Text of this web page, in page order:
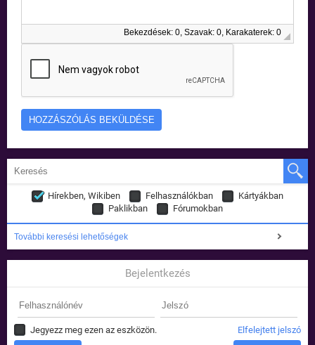
Bekezdések: 0, Szavak: 0, Karakaterek: 0
Hírekben, Wikiben Felhasználókban
Kártyákban
Paklikban
Fórumokban
További keresési lehetőségek
Bejelentkezés
Jegyezz meg ezen az eszközön. Elfelejtett jelszó